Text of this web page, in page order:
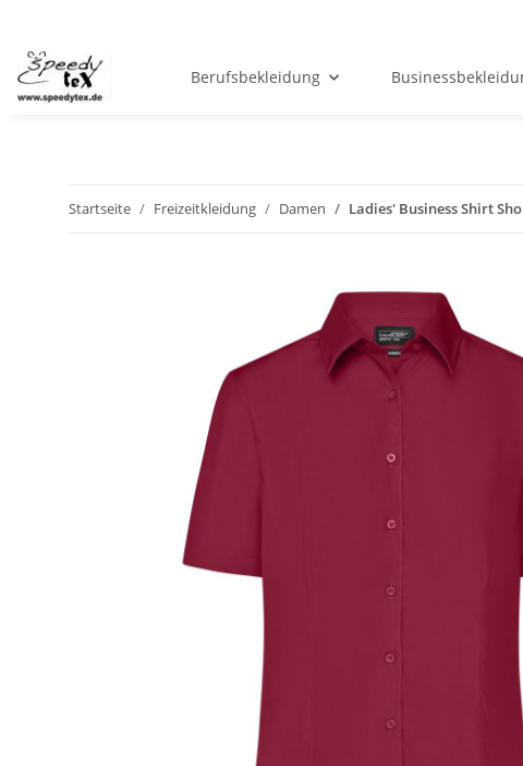
Berufsbekleidung
Startseite Freizeitkleidung Damen Ladies' Business Shirt